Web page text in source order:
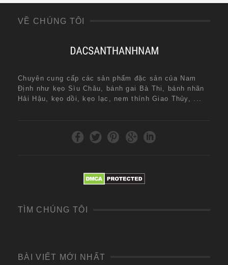
VỀ CHÚNG TÔI
Chuyên cung cấp các sản phẩm đặc sản của Nam
Định như kẹo Sìu Châu, bánh gai Bà Thi, bánh nhãn
Hải Hậu, kẹo dồi, kẹo lạc, nem thính Giao Thủy, ...
TÌM CHÚNG TÔI
BÀI VIẾT MỚI NHẤT